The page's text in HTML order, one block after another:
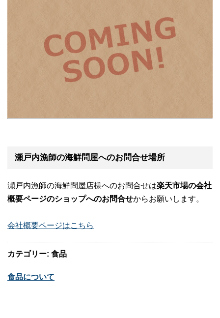
瀬戸内漁師の海鮮問屋へのお問合せ場所
瀬戸内漁師の海鮮問屋店様へのお問合せは楽天市場の会社
概要ページのショップへのお問合せからお願いします。
会社概要ページはこちら
カテゴリー: 食品
食品について